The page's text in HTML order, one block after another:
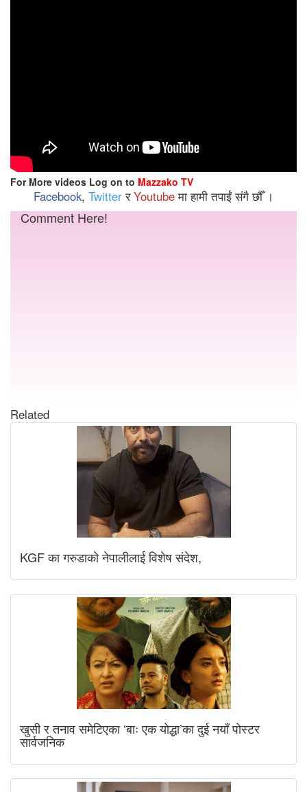
For More videos Log on to Mazzako TV
Facebook, TwitterरYoutubeमा हामी तपाईं संगै छौँ ।
Comment Here!
Related
KGF का गरुडाको नेपालीलाई विशेष संदेश,
खुसी र तनाव समेटिएका ‘बाः एक योद्धा’का दुई नयाँ पोस्टर
सार्वजनिक